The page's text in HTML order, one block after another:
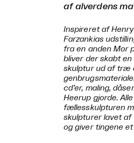
af alverdens
Inspireret af
Farzankias
fra en anden Mor
bliver der skabt
skulptur ud af træ
cd’er, maling,
Heerup gjorde.
fællesskulpturen
skulpturer lavet af
og giver tingene et